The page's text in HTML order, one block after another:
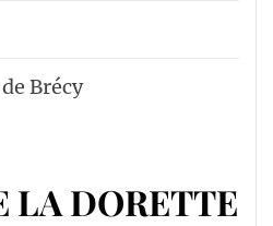
Brécy
LA DORETTE